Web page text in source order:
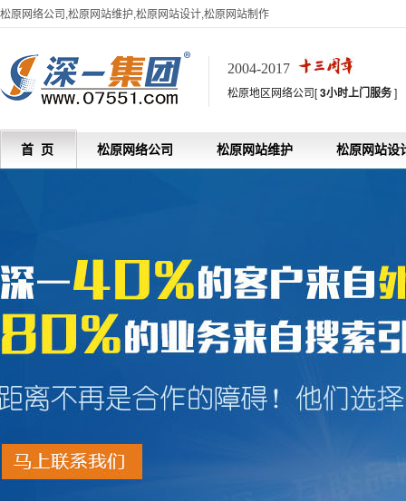
松原网络公司,松原网站维护,松原网站设计,松原网站制作
2004-2017
松原地区网络公司[3小时上门服务]
首 页 松原网络公司 松原网站维护 松原网站设